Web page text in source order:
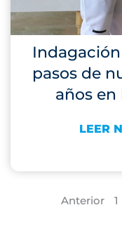
pasos de
años
LEER
Anterior 1